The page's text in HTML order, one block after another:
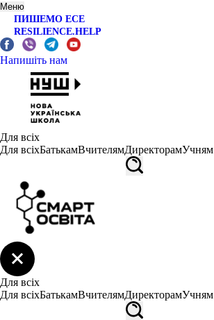
Меню
ПИШЕМО ЕСЕ
RESILIENCE.HELP
Напишіть нам
Для всіх
Для всіхБатькамВчителямДиректорамУчням
Для всіх
Для всіхБатькамВчителямДиректорамУчням